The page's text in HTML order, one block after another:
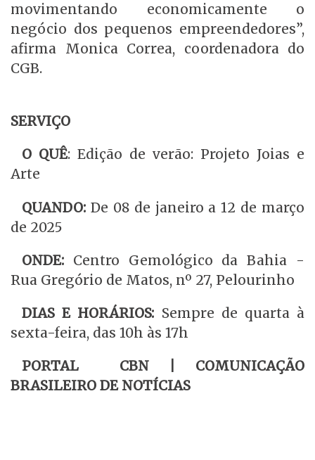
movimentando economicamente o
negócio dos pequenos empreendedores”,
afirma Monica Correa, coordenadora do
CGB.
SERVIÇO
O QUÊ: Edição de verão: Projeto Joias e
Arte
QUANDO: De 08 de janeiro a 12 de março
de 2025
ONDE: Centro Gemológico da Bahia -
Rua Gregório de Matos, nº 27, Pelourinho
DIAS E HORÁRIOS: Sempre de quarta à
sexta-feira, das 10h às 17h
PORTAL CBN | COMUNICAÇÃO
BRASILEIRO DE NOTÍCIAS